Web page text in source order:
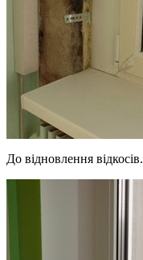
До відновлення відкосів.